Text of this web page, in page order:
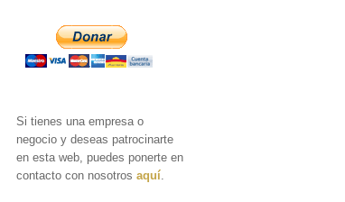
Si tienes una empresa o
negocio y deseas patrocinarte
en esta web, puedes ponerte en
contacto con nosotrosaquí.